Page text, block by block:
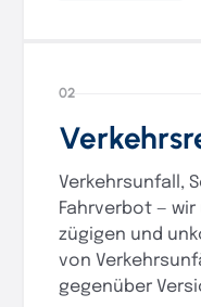
02
Verkehrsunfall,
Fahrverbot —
zügigen und
von
gegenüber